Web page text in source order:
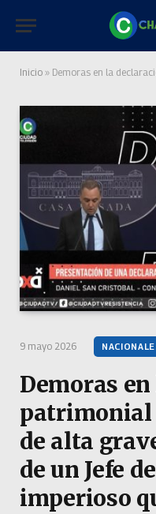
Inicio » Demoras en la declaración patrimonial de Adorni:
9 mayo 2026
Demoras
patrimonial
de alta
de un Jefe
imperioso